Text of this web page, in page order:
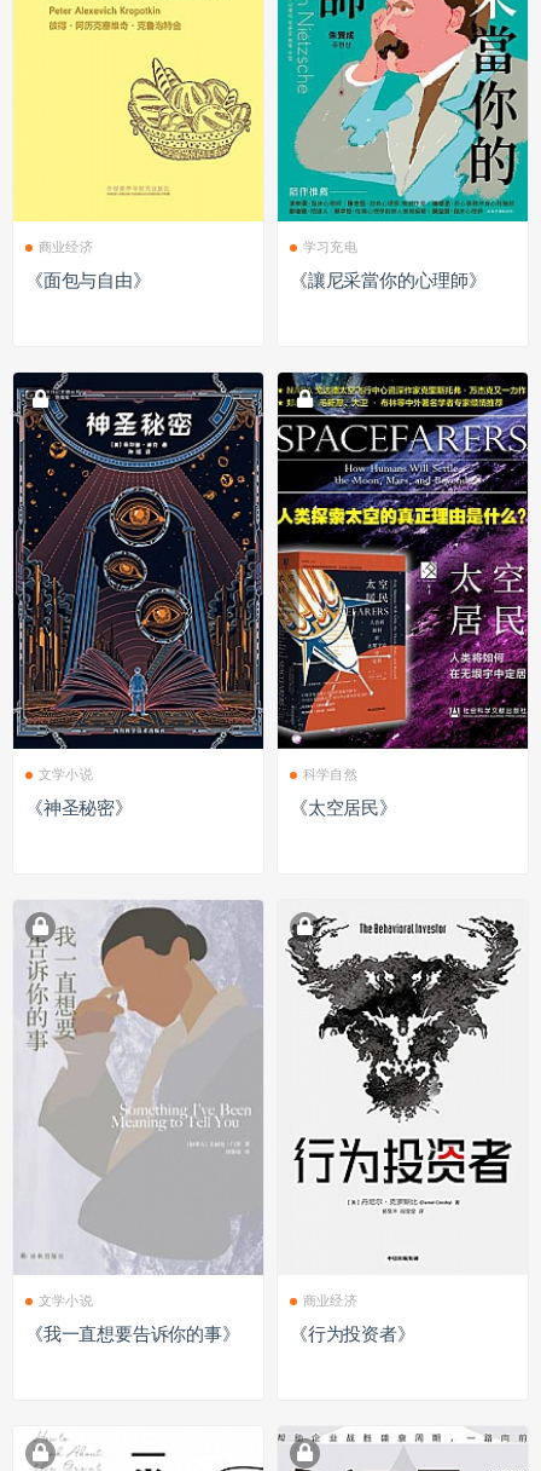
商业经济
《面包与自由》
学习充电
《讓尼采當你的心理師》
文学小说
《神圣秘密》
科学自然
《太空居民》
文学小说
《我一直想要告诉你的事》
商业经济
《行为投资者》